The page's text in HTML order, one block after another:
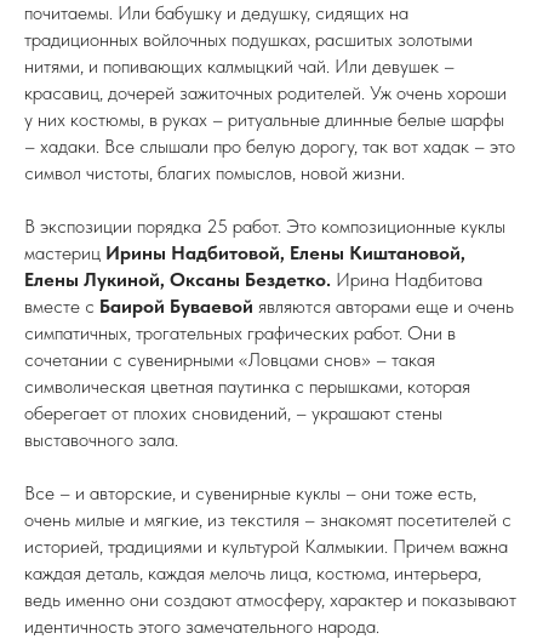
почитаемы. Или бабушку и дедушку, сидящих на
традиционных войлочных подушках, расшитых золотыми
нитями, и попивающих калмыцкий чай. Или девушек –
красавиц, дочерей зажиточных родителей. Уж очень хороши
у них костюмы, в руках – ритуальные длинные белые шарфы
– хадаки. Все слышали про белую дорогу, так вот хадак – это
символ чистоты, благих помыслов, новой жизни.
В экспозиции порядка 25 работ. Это композиционные куклы
мастериц Ирины Надбитовой, Елены Киштановой,
Елены Лукиной, Оксаны Бездетко. Ирина Надбитова
вместе с Баирой Буваевой являются авторами еще и очень
симпатичных, трогательных графических работ. Они в
сочетании с сувенирными «Ловцами снов» – такая
символическая цветная паутинка с перышками, которая
оберегает от плохих сновидений, – украшают стены
выставочного зала.
Все – и авторские, и сувенирные куклы – они тоже есть,
очень милые и мягкие, из текстиля – знакомят посетителей с
историей, традициями и культурой Калмыкии. Причем важна
каждая деталь, каждая мелочь лица, костюма, интерьера,
ведь именно они создают атмосферу, характер и показывают
идентичность этого замечательного народа.